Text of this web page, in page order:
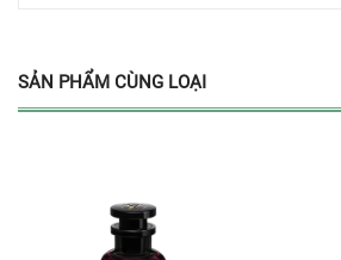
SẢN PHẨM CÙNG LOẠI